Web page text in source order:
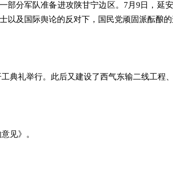
部分军队准备进攻陕甘宁边区。7月9日，延
以及国际舆论的反对下，国民党顽固派酝酿
礼举行。此后又建设了西气东输二线工程、
见》。